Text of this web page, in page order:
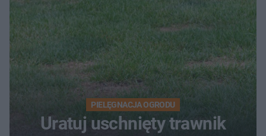
PIELĘGNACJA OGRODU
Uratuj uschnięty trawnik